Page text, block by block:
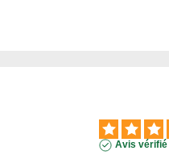
Avis vérifié